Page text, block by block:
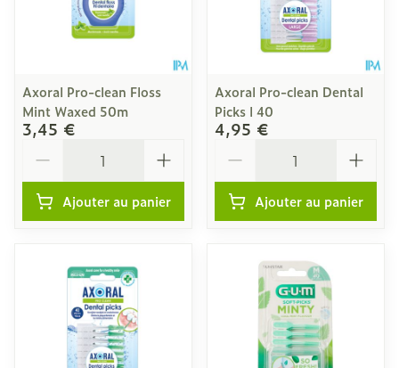
Axoral Pro-clean Floss
Mint Waxed 50m
3,45 €
Ajouter au panier
Axoral Pro-clean Dental
Picks l 40
4,95 €
Ajouter au panier